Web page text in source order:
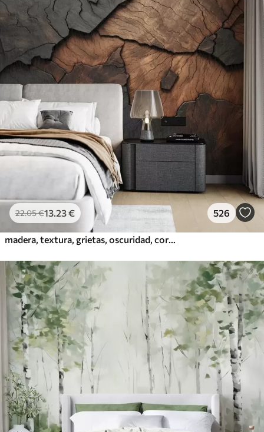
22.05€13 .23€ 526